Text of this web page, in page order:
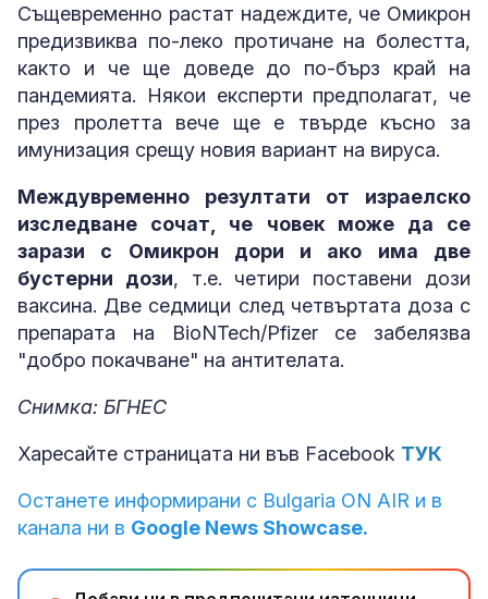
Същевременно растат надеждите, че Омикрон
предизвиква по-леко протичане на болестта,
както и че ще доведе до по-бърз край на
пандемията. Някои експерти предполагат, че
през пролетта вече ще е твърде късно за
имунизация срещу новия вариант на вируса.
Междувременно резултати от израелско
изследване сочат, че човек може да се
зарази с Омикрон дори и ако има две
бустерни дози, т.е. четири поставени дози
ваксина. Две седмици след четвъртата доза с
препарата на BioNTech/Pfizer се забелязва
"добро покачване" на антителата.
Снимка: БГНЕС
Харесайте страницата ни във Facebook ТУК
Останете информирани с Bulgaria ON AIR и в
канала ни в Google News Showcase.